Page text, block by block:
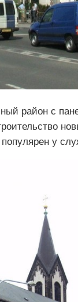
район с
у